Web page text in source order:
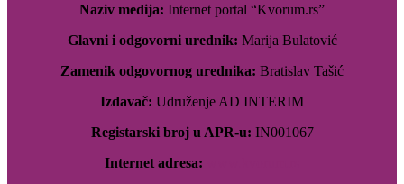
Naziv medija: Internet portal “Kvorum.rs”
Glavni i odgovorni urednik: Marija Bulatović
Zamenik odgovornog urednika: Bratislav Tašić
Izdavač: Udruženje AD INTERIM
Registarski broj u APR-u: IN001067
Internet adresa: